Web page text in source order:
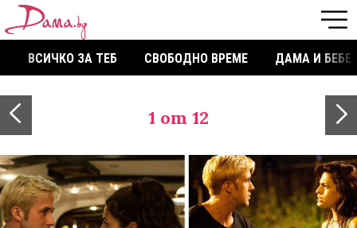
ВСИЧКО ЗА ТЕБ СВОБОДНО ВРЕМЕ ДАМА И БЕБЕ
1 от 12